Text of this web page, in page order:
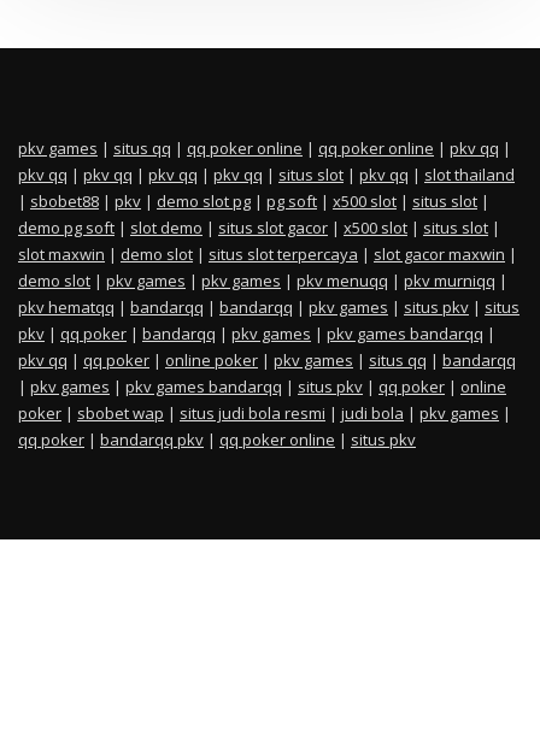
pkv games | situs qq | qq poker online | qq poker online | pkv qq |
pkv qq | pkv qq | pkv qq | pkv qq | situs slot | pkv qq | slot thailand
| sbobet88 | pkv | demo slot pg | pg soft | x500 slot | situs slot |
demo pg soft | slot demo | situs slot gacor | x500 slot | situs slot |
slot maxwin | demo slot | situs slot terpercaya | slot gacor maxwin |
demo slot | pkv games | pkv games | pkv menuqq | pkv murniqq |
pkv hematqq | bandarqq | bandarqq | pkv games | situs pkv | situs
pkv | qq poker | bandarqq | pkv games | pkv games bandarqq |
pkv qq | qq poker | online poker | pkv games | situs qq | bandarqq
| pkv games | pkv games bandarqq | situs pkv | qq poker | online
poker | sbobet wap | situs judi bola resmi | judi bola | pkv games |
qq poker | bandarqq pkv | qq poker online | situs pkv